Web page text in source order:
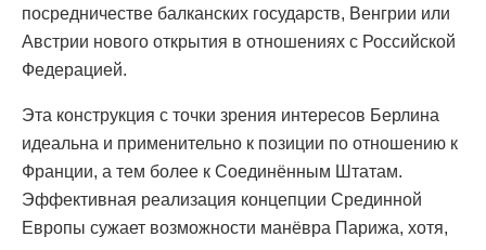
посредничестве балканских государств, Венгрии или
Австрии нового открытия в отношениях с Российской
Федерацией.
Эта конструкция с точки зрения интересов Берлина
идеальна и применительно к позиции по отношению к
Франции, а тем более к Соединённым Штатам.
Эффективная реализация концепции Срединной
Европы сужает возможности манёвра Парижа, хотя,